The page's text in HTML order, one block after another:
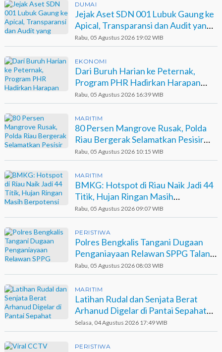
DUMAI
Jejak Aset SDN 001 Lubuk Gaung ke
Apical, Transparansi dan Audit yang
Belum Terjawab
Rabu, 05 Agustus 2026 19:02 WIB
EKONOMI
Dari Buruh Harian ke Peternak,
Program PHR Hadirkan Harapan
Baru bagi Suku Sakai
Rabu, 05 Agustus 2026 16:39 WIB
MARITIM
80 Persen Mangrove Rusak, Polda
Riau Bergerak Selamatkan Pesisir
Sinaboi
Rabu, 05 Agustus 2026 10:15 WIB
MARITIM
BMKG: Hotspot di Riau Naik Jadi 44
Titik, Hujan Ringan Masih
Berpotensi Terjadi
Rabu, 05 Agustus 2026 09:07 WIB
PERISTIWA
Polres Bengkalis Tangani Dugaan
Penganiayaan Relawan SPPG Talang
Muandau
Rabu, 05 Agustus 2026 08:03 WIB
MARITIM
Latihan Rudal dan Senjata Berat
Arhanud Digelar di Pantai Sepahat
Bengkalis
Selasa, 04 Agustus 2026 17:49 WIB
PERISTIWA